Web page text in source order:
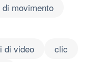
movimento
di video
clic